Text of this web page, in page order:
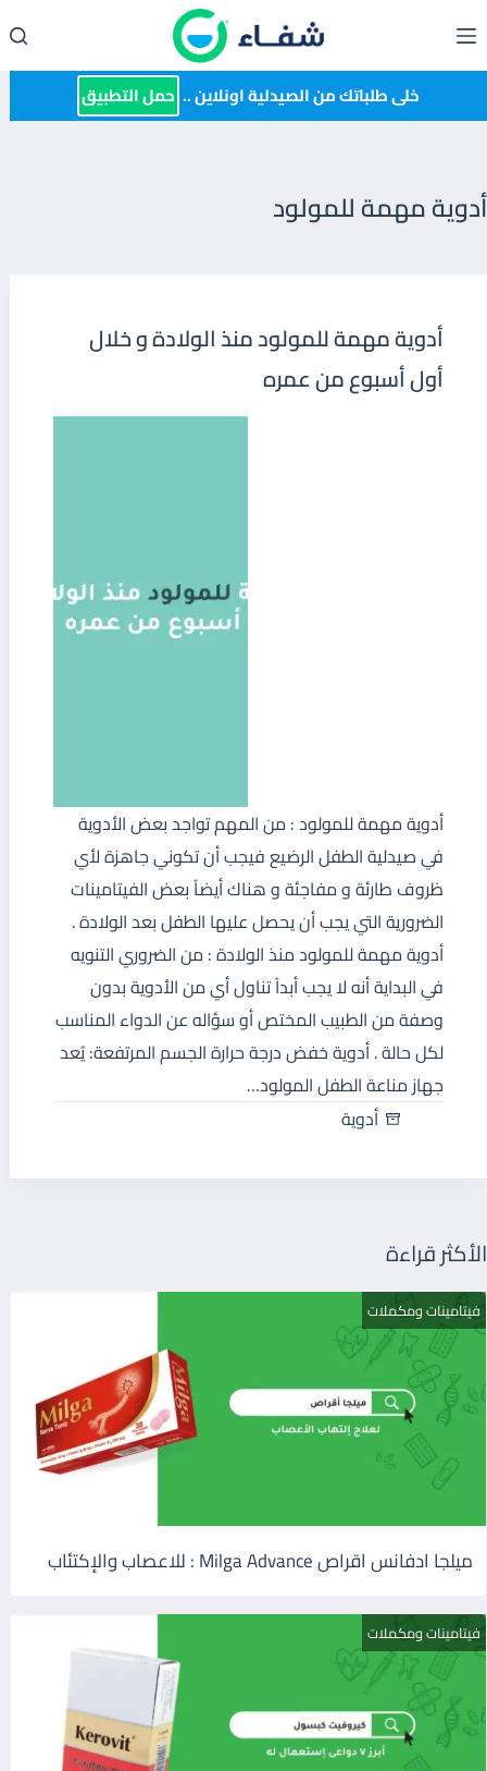
إلى
المحتوى خلى طلباتك من الصيدلية اونلاين .. حمل التطبيق
أدوية مهمة للمولود
أدوية مهمة للمولود منذ الولادة و خلال
أول أسبوع من عمره
أدوية مهمة للمولود : من المهم تواجد بعض الأدوية
في صيدلية الطفل الرضيع فيجب أن تكوني جاهزة لأي
ظروف طارئة و مفاجئة و هناك أيضاً بعض الفيتامينات
الضرورية التي يجب أن يحصل عليها الطفل بعد الولادة .
أدوية مهمة للمولود منذ الولادة : من الضروري التنويه
في البداية أنه لا يجب أبداً تناول أي من الأدوية بدون
وصفة من الطبيب المختص أو سؤاله عن الدواء المناسب
لكل حالة . أدوية خفض درجة حرارة الجسم المرتفعة: يُعد
جهاز مناعة الطفل المولود…
أدوية
الأكثر قراءة
فيتامينات ومكملات
ميلجا ادفانس اقراص Milga Advance : للاعصاب والإكتئاب
فيتامينات ومكملات